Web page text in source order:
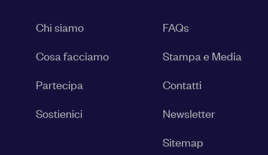
Chi siamo
Cosa facciamo
Partecipa
Sostienici
FAQs
Stampa e Media
Contatti
Newsletter
Sitemap